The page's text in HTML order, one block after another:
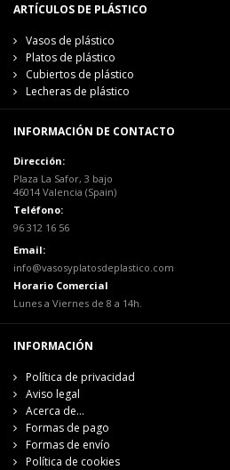
ARTÍCULOS DE PLÁSTICO
Vasos de plástico
Platos de plástico
Cubiertos de plástico
Lecheras de plástico
INFORMACIÓN DE CONTACTO
Dirección:
Plaza La Safor, 3 bajo
46014 Valencia (Spain)
Teléfono:
96 312 16 56
Email:
info@vasosyplatosdeplastico.com
Horario Comercial
Lunes a Viernes de 8 a 14h.
INFORMACIÓN
Política de privacidad
Aviso legal
Acerca de...
Formas de pago
Formas de envío
Política de cookies